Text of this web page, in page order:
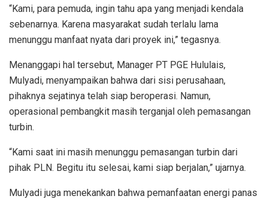
“Kami, para pemuda, ingin tahu apa yang menjadi kendala
sebenarnya. Karena masyarakat sudah terlalu lama
menunggu manfaat nyata dari proyek ini,” tegasnya.
Menanggapi hal tersebut, Manager PT PGE Hululais,
Mulyadi, menyampaikan bahwa dari sisi perusahaan,
pihaknya sejatinya telah siap beroperasi. Namun,
operasional pembangkit masih terganjal oleh pemasangan
turbin.
“Kami saat ini masih menunggu pemasangan turbin dari
pihak PLN. Begitu itu selesai, kami siap berjalan,” ujarnya.
Mulyadi juga menekankan bahwa pemanfaatan energi panas